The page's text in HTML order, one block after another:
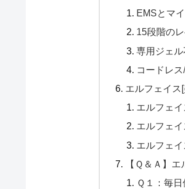
EMSとマ
15段階の
専用ジェ
コードレ
エルフェイス
エルフェ
エルフェ
エルフェ
【Ｑ＆Ａ】
Ｑ１：毎